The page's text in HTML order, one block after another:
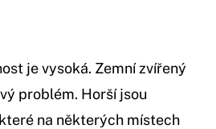
je vysoká. Zemní zvířený
problém. Horší jsou
na některých místech